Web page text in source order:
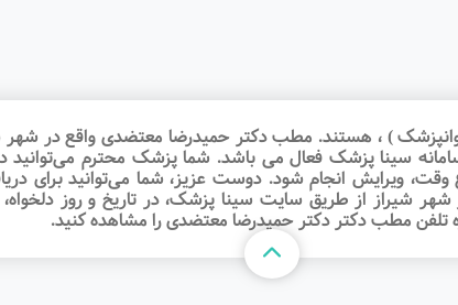
) ، هستند. مطب دکتر حمیدرضا معتضدی واقع در شهر
سینا پزشک فعال می باشد. شما پزشک محترم می‌توانید
وقت‌، ویرایش انجام شود. دوست عزیز، شما می‌توانید برای
از طریق سایت سینا پزشک، در تاریخ و روز دلخواه،
تلفن مطب دکتر دکتر حمیدرضا معتضدی را مشاهده کنید.